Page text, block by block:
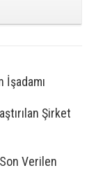
İşadamı
Şirket
Verilen